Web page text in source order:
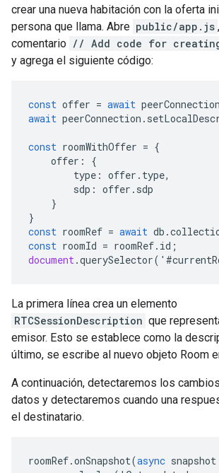
crear una nueva habitación con la oferta
persona que llama. Abre public/app.js
comentario // Add code for
y agrega el siguiente código:
const offer = await peerConnection
await peerConnection .
const roomWithOffer = {
offer :
{
type : offer . type,
sdp : offer . sdp
}
}
const roomRef = await db .
const roomId = roomRef. id ;
document.querySelector( ' #
La primera línea crea un elemento
RTCSessionDescription que
emisor. Esto se establece como la
último, se escribe al nuevo objeto Room
A continuación, detectaremos los
datos y detectaremos cuando una
el destinatario.
roomRef.onSnapshot(async snapshot